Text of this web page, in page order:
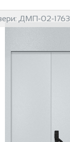
ДМП-02-1763